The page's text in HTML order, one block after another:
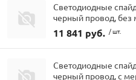
Светодиодные
черный провод, без
11 841 руб. / шт.
Светодиодные
черный провод, с